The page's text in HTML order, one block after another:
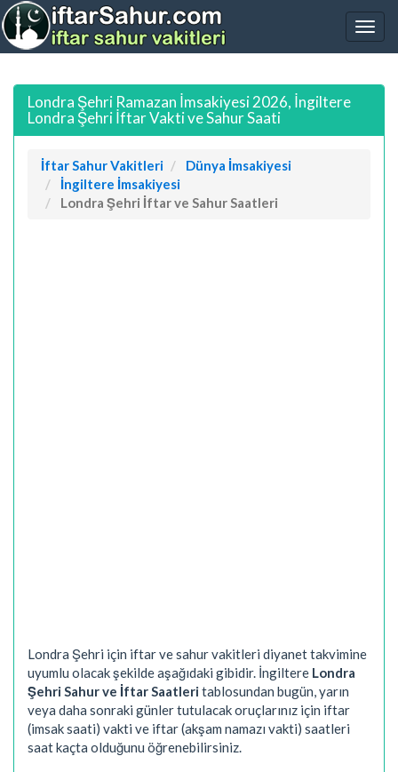
Londra Şehri Ramazan İmsakiyesi 2026, İngiltere
Londra Şehri İftar Vakti ve Sahur Saati
İftar Sahur Vakitleri
Dünya İmsakiyesi
İngiltere İmsakiyesi
Londra Şehri İftar ve Sahur Saatleri
Londra Şehri için iftar ve sahur vakitleri diyanet takvimine
uyumlu olacak şekilde aşağıdaki gibidir. İngiltere Londra
Şehri Sahur ve İftar Saatleritablosundan bugün, yarın
veya daha sonraki günler tutulacak oruçlarınız için iftar
(imsak saati) vakti ve iftar (akşam namazı vakti) saatleri
saat kaçta olduğunu öğrenebilirsiniz.